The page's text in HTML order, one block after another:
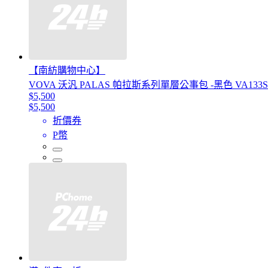
【南紡購物中心】
VOVA 沃汎 PALAS 帕拉斯系列單層公事包 -黑色
$5,500
$5,500
折價券
P幣